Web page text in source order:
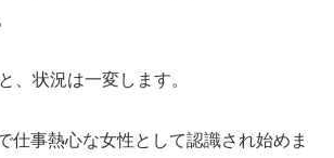
、状況は一変します。
仕事熱心な女性として認識され始めま